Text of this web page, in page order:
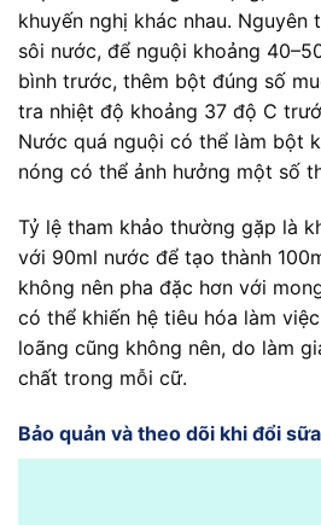
khuyến nghị khác nhau.
sôi nước, để nguội khoảng
bình trước, thêm bột đúng số
tra nhiệt độ khoảng 37 độ C
Nước quá nguội có thể làm bột
nóng có thể ảnh hưởng một số
Tỷ lệ tham khảo thường gặp là
với 90ml nước để tạo thành
không nên pha đặc hơn với
có thể khiến hệ tiêu hóa làm
loãng cũng không nên, do làm
chất trong mỗi cữ.
Bảo quản và theo dõi khi đổi sữa